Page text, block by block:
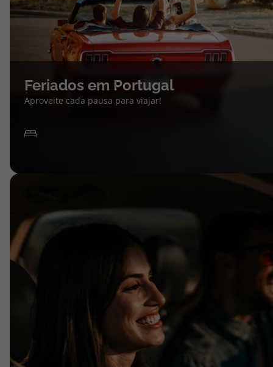
Feriados em Portugal
Aproveite cada pausa para viajar!